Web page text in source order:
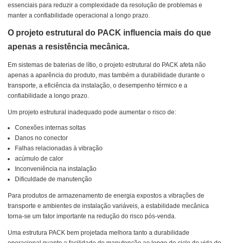
essenciais para reduzir a complexidade da resolução de problemas e
manter a confiabilidade operacional a longo prazo.
O projeto estrutural do PACK influencia mais do que
apenas a resistência mecânica.
Em sistemas de baterias de lítio, o projeto estrutural do PACK afeta não
apenas a aparência do produto, mas também a durabilidade durante o
transporte, a eficiência da instalação, o desempenho térmico e a
confiabilidade a longo prazo.
Um projeto estrutural inadequado pode aumentar o risco de:
Conexões internas soltas
Danos no conector
Falhas relacionadas à vibração
acúmulo de calor
Inconveniência na instalação
Dificuldade de manutenção
Para produtos de armazenamento de energia expostos a vibrações de
transporte e ambientes de instalação variáveis, a estabilidade mecânica
torna-se um fator importante na redução do risco pós-venda.
Uma estrutura PACK bem projetada melhora tanto a durabilidade